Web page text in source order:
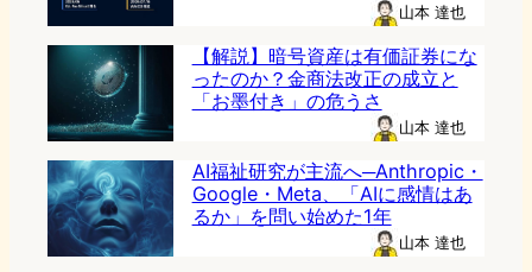
山本 達也
【解説】暗号資産は有価証券にな
ったのか？金商法改正の成立と
「お墨付き」の危うさ
山本 達也
AI福祉研究が主流へ─Anthropic・
Google・Meta、「AIに感情はあ
るか」を問い始めた1年
山本 達也